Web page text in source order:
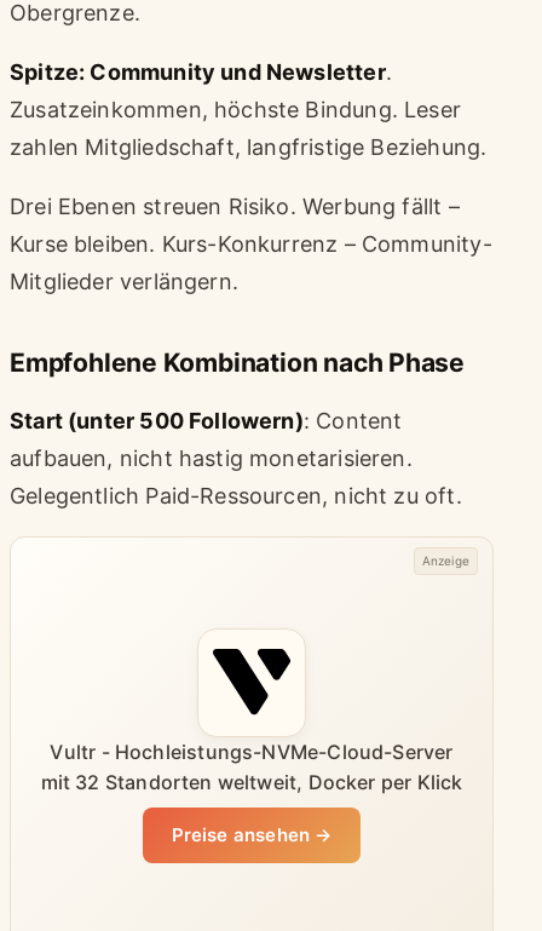
Obergrenze.
Spitze: Community und Newsletter.
Zusatzeinkommen, höchste Bindung. Leser
zahlen Mitgliedschaft, langfristige Beziehung.
Drei Ebenen streuen Risiko. Werbung fällt –
Kurse bleiben. Kurs-Konkurrenz – Community-
Mitglieder verlängern.
Empfohlene Kombination nach Phase
Start (unter 500 Followern): Content
aufbauen, nicht hastig monetarisieren.
Gelegentlich Paid-Ressourcen, nicht zu oft.
Vultr - Hochleistungs-NVMe-Cloud-Server
mit 32 Standorten weltweit, Docker per Klick
Preise ansehen →
Anzeige